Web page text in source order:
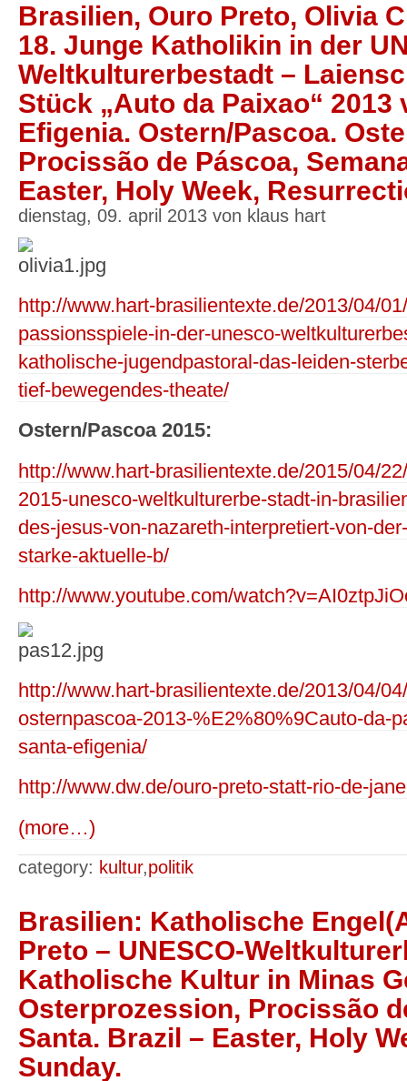
Brasilien, Ouro Preto, Olivia
18. Junge Katholikin in der
Weltkulturerbestadt –
Stück „Auto da Paixao“ 2013
Efigenia. Ostern/Pascoa.
Procissão de Páscoa,
Easter, Holy Week,
dienstag, 09. april 2013 von klaus hart
http://www.hart-brasilientexte.de/2013/04/
passionsspiele-in-der-unesco-
katholische-jugendpastoral-das-leiden-
tief-bewegendes-theate/
Ostern/Pascoa 2015:
http://www.hart-brasilientexte.de/2015/04/
2015-unesco-weltkulturerbe-stadt-in-
des-jesus-von-nazareth-interpretiert-von-
starke-aktuelle-b/
http://www.youtube.com/
http://www.hart-brasilientexte.de/2013/04/
osternpascoa-2013-%E2%80%9Cauto-da-
santa-efigenia/
http://www.dw.de/ouro-preto-statt-rio-de-
(more…)
category: kultur,politik
Brasilien: Katholische
Preto – UNESCO-
Katholische Kultur in Minas
Osterprozession, Procissão
Santa. Brazil – Easter, Holy
Sunday.